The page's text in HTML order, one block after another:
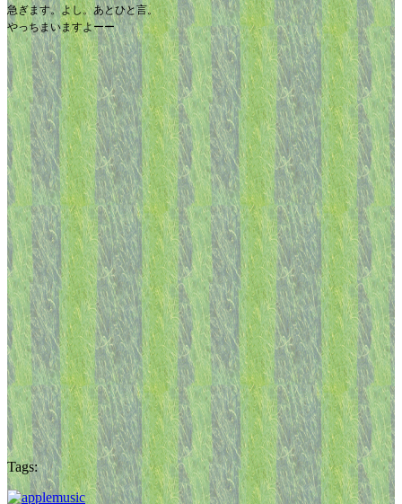
急ぎます。よし。あとひと言。
やっちまいますよーー
Tags: